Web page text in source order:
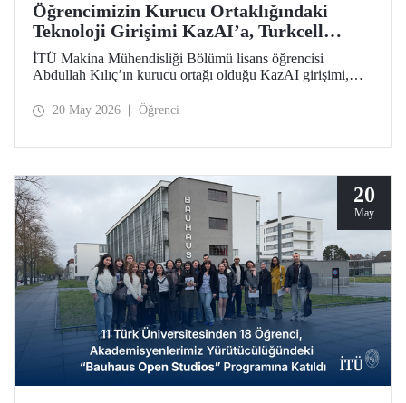
Öğrencimizin Kurucu Ortaklığındaki
Teknoloji Girişimi KazAI’a, Turkcell
Yarının Teknoloji Liderleri Yarışmasında
“Ölçeklenme Potansiyeli Ödülü”
İTÜ Makina Mühendisliği Bölümü lisans öğrencisi
Abdullah Kılıç’ın kurucu ortağı olduğu KazAI girişimi,
Potansiyeli Ödülü”nün sahibi oldu. Farklı disiplinlerden
20 May 2026 Öğrenci
20
May